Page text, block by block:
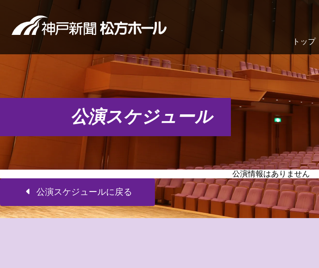
トップ
公演スケジュール
公演情報はありません
公演スケジュールに戻る